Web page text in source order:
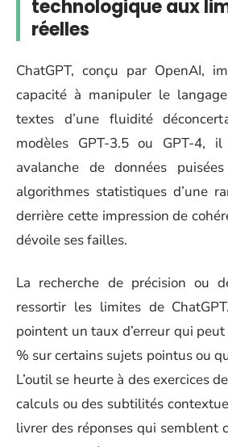
technologique aux
réelles
ChatGPT, conçu par OpenAI,
capacité à manipuler le
textes d’une fluidité
modèles GPT-3.5 ou GPT-4,
avalanche de données
algorithmes statistiques d’une
derrière cette impression de
dévoile ses failles.
La recherche de précision ou
ressortir les limites de
pointent un taux d’erreur qui
% sur certains sujets pointus ou
L’outil se heurte à des exercices
calculs ou des subtilités
livrer des réponses qui semblent